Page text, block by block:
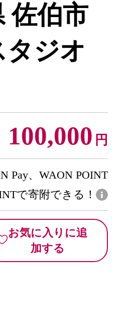
佐伯市
タジオ
100,000 円
Pay、WAON POINT
で寄附できる！
お気に入りに追
加する